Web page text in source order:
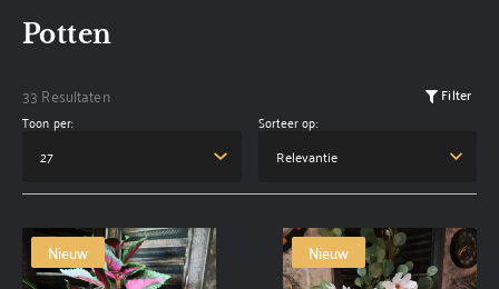
Potten
33 Resultaten
Filter
Toon per:
Sorteer op:
Nieuw Nieuw